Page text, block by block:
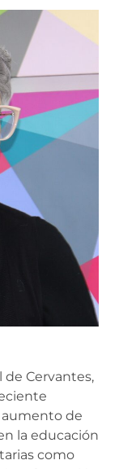
de Cervantes,
de
la educación
como